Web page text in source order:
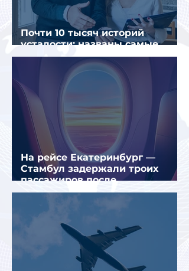
Почти 10 тысяч историй
усталости: названы самые
уставшие россияне
На рейсе Екатеринбург —
Стамбул задержали троих
пассажиров после
предполагаемой серии краж